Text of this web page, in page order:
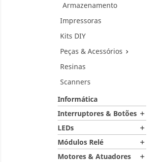
Armazenamento
Impressoras
Kits DIY
Peças & Acessórios 
Resinas
Scanners
Informática
Interruptores & Botões 
LEDs 
Módulos Relé 
Motores & Atuadores 